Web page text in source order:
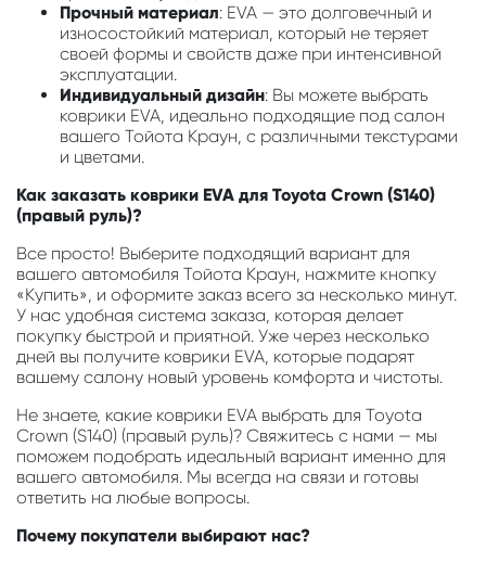
Прочный материал: EVA — это долговечный и
износостойкий материал, который не теряет
своей формы и свойств даже при интенсивной
эксплуатации.
Индивидуальный дизайн: Вы можете выбрать
коврики EVA, идеально подходящие под салон
вашего Тойота Краун, с различными текстурами
и цветами.
Как заказать коврики EVA для Toyota Crown (S140)
(правый руль)?
Все просто! Выберите подходящий вариант для
вашего автомобиля Тойота Краун, нажмите кнопку
«Купить», и оформите заказ всего за несколько минут.
У нас удобная система заказа, которая делает
покупку быстрой и приятной. Уже через несколько
дней вы получите коврики EVA, которые подарят
вашему салону новый уровень комфорта и чистоты.
Не знаете, какие коврики EVA выбрать для Toyota
Crown (S140) (правый руль)? Свяжитесь с нами — мы
поможем подобрать идеальный вариант именно для
вашего автомобиля. Мы всегда на связи и готовы
ответить на любые вопросы.
Почему покупатели выбирают нас?